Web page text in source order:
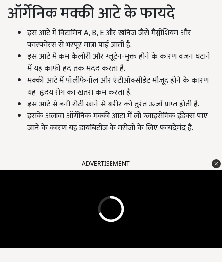
ऑर्गेनिक मक्की आटे के फायदे
इस आटे में विटामिन A, B, E और खनिज जैसे मैग्नीशियम और
फास्फोरस से भरपूर मात्रा पाई जाती है.
इस आटे में कम कैलोरी और ग्लूटेन-मुक्त होने के कारण वजन घटाने
में यह काफी हद तक मदद करता है.
मक्की आटे में पॉलीफेनॉल और एंटीऑक्सीडेंट मौजूद होने के कारण
यह हृदय रोग का खतरा कम करता है.
इस आटे से बनी रोटी खाने से शरीर को तुरंत ऊर्जा प्राप्त होती है.
इसके अलावा ऑर्गेनिक मक्की आटा में लो ग्लाइसेमिक इंडेक्स पाए
जाने के कारण यह डायबिटीज के मरीजों के लिए फायदेमंद है.
ADVERTISEMENT